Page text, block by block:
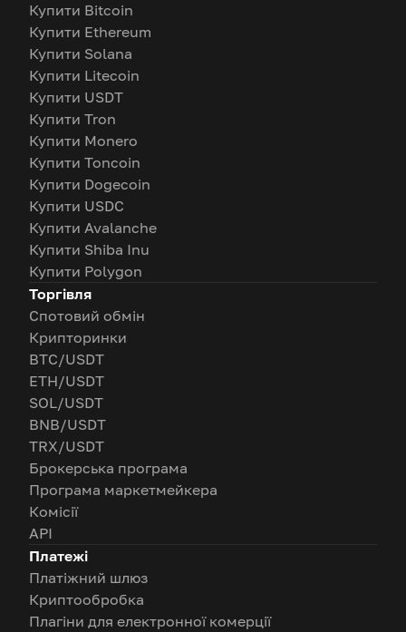
Купити Bitcoin
Купити Ethereum
Купити Solana
Купити Litecoin
Купити USDT
Купити Tron
Купити Monero
Купити Toncoin
Купити Dogecoin
Купити USDC
Купити Avalanche
Купити Shiba Inu
Купити Polygon
Торгівля
Спотовий обмін
Крипторинки
BTC/USDT
ETH/USDT
SOL/USDT
BNB/USDT
TRX/USDT
Брокерська програма
Програма маркетмейкера
Комісії
API
Платежі
Платіжний шлюз
Криптообробка
Плагіни для електронної комерції